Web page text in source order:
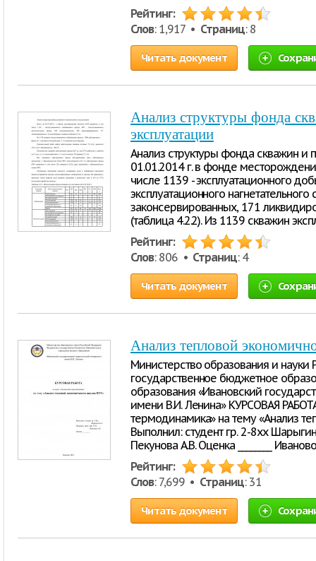
Рейтинг:
Слов: 1,917 • Страниц: 8
Читать документ
Анализ структуры фонда
эксплуатации
Анализ структуры фонда скважин и
01.01.2014 г. в фонде
числе 1139 - эксплуатационного
эксплуатационного
законсервированных, 171
(таблица 4.2.2). Из 1139 скважин
Рейтинг:
Слов: 806 • Страниц: 4
Читать документ
Анализ тепловой
Министерство образования и
государственное бюджетное
образования «Ивановский
имени В.И. Ленина» КУРСОВАЯ
термодинамика» на тему «Анализ
Выполнил: студент гр. 2-8xx
Пекунова А.В. Оценка ________
Рейтинг:
Слов: 7,699 • Страниц: 31
Читать документ